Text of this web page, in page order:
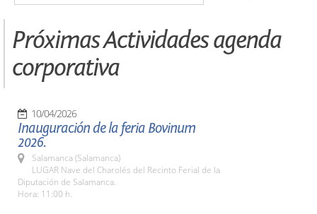
Próximas Actividades agenda
corporativa
10/04/2026
Inauguración de la feria Bovinum
2026.
Salamanca (Salamanca)
LUGAR Nave del Charolés del Recinto Ferial de la
Diputación de Salamanca.
Hora: 11:00 h.